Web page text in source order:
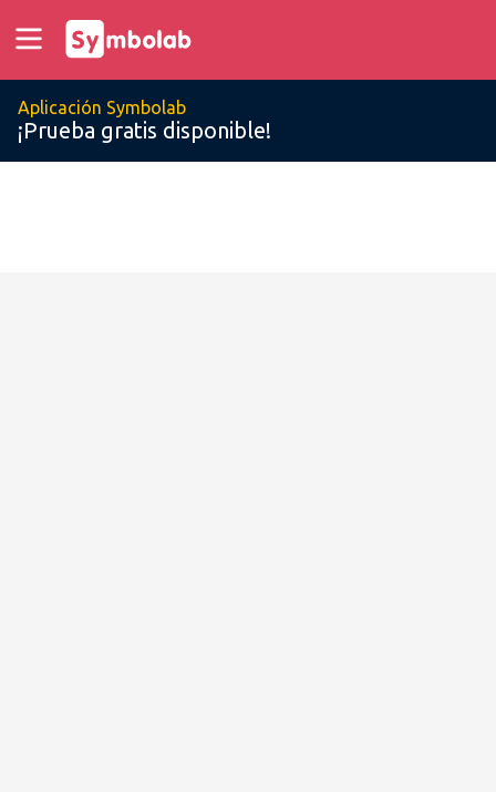
Aplicación Symbolab
¡Prueba gratis disponible!